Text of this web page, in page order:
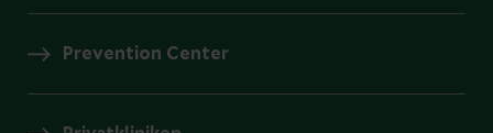
Prevention Center